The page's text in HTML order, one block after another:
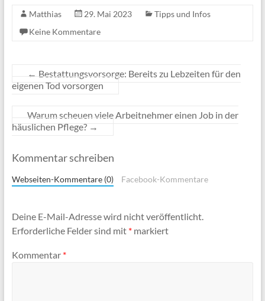
Matthias 29. Mai 2023
Tipps und Infos
Keine Kommentare
← Bestattungsvorsorge: Bereits zu Lebzeiten für den
eigenen Tod vorsorgen
Warum scheuen viele Arbeitnehmer einen Job in der
häuslichen Pflege? →
Kommentar schreiben
Webseiten-Kommentare (0) Facebook-Kommentare
Deine E-Mail-Adresse wird nicht veröffentlicht.
Erforderliche Felder sind mit *markiert
Kommentar *